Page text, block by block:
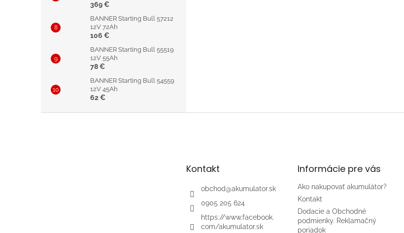
369 €
BANNER Starting Bull 57212
12V 72Ah
106 €
BANNER Starting Bull 55519
12V 55Ah
78 €
BANNER Starting Bull 54559
12V 45Ah
62 €
Kontakt
obchod@akumulator.sk
0905 205 624
https://www.facebook.
com/akumulator.sk
Informácie pre vás
Ako nakupovať akumulátor?
Kontakt
Dodacie a Obchodné
podmienky. Reklamačný
poriadok